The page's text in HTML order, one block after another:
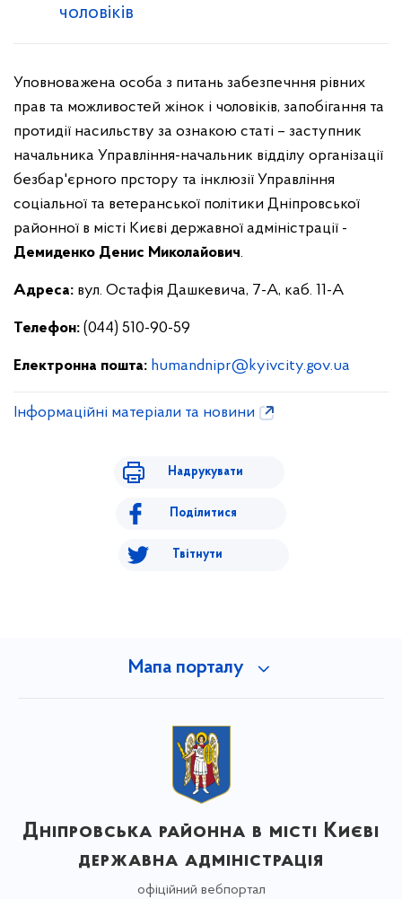
чоловіків
Уповноважена особа з питань забезпечння рівних
прав та можливостей жінок і чоловіків, запобігання та
протидії насильству за ознакою статі – заступник
начальника Управління-начальник відділу організації
безбар'єрного прстору та інклюзії Управління
соціальної та ветеранської політики Дніпровської
районної в місті Києві державної адміністрації -
Демиденко Денис Миколайович.
Адреса: вул. Остафія Дашкевича, 7-А, каб. 11-А
Телефон: (044) 510-90-59
Електронна пошта: humandnipr@kyivcity.gov.ua
Інформаційні матеріали та новини
Надрукувати
Поділитися
Твітнути
Мапа порталу
Дніпровська районна в місті Києві
державна адміністрація
офіційний вебпортал